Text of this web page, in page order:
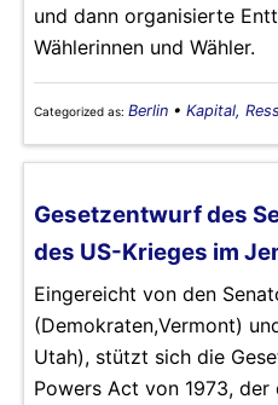
und dann organisierte
Wählerinnen und Wähler.
Categorized as: Berlin • Kapital,
Gesetzentwurf des
des US-Krieges im
Eingereicht von den
(Demokraten,Vermont)
Utah), stützt sich die
Powers Act von 1973,